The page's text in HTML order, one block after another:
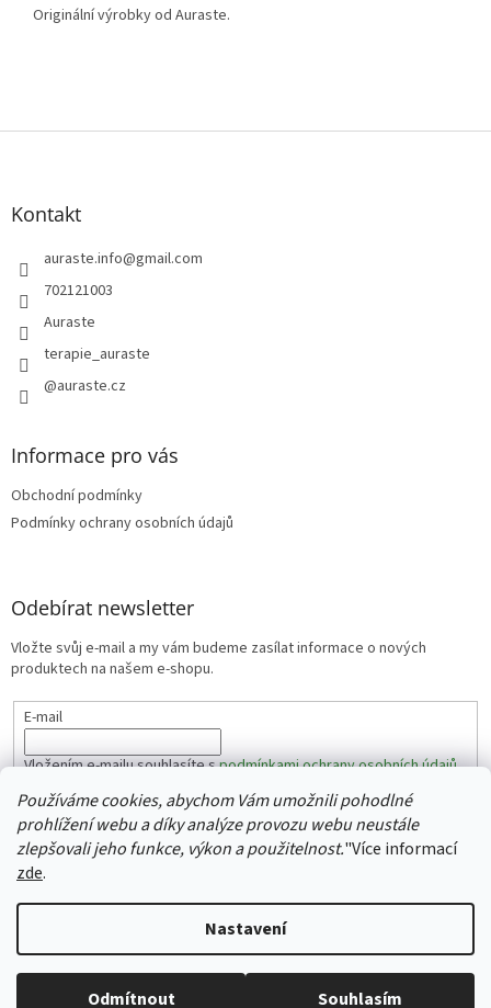
Používáme cookies, abychom Vám umožnili pohodlné
prohlížení webu a díky analýze provozu webu neustále
zlepšovali jeho funkce, výkon a použitelnost."Více informací
zde.
Nastavení
Odmítnout Souhlasím
Originální výrobky od Auraste.
Z
Kontakt
auraste.info@gmail.com
702121003
Auraste
terapie_auraste
@auraste.cz
Informace pro vás
Obchodní podmínky
Podmínky ochrany osobních údajů
Odebírat newsletter
Vložte svůj e-mail a my vám budeme zasílat informace o nových
produktech na našem e-shopu.
E-mail
Vložením e-mailu souhlasíte spodmínkami ochrany osobních údajů
PŘIHLÁSIT SE
Copyright 2026Auraste. Všechna práva vyhrazena.Upravit